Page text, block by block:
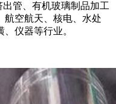
出管、有机玻璃制品加工
航空航天、核电、水处
仪器等行业。